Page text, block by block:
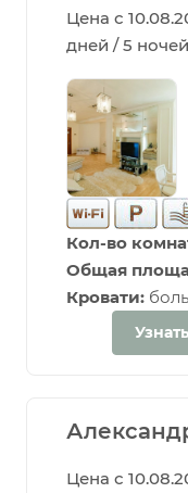
Цена с
дней / 5 ночей
Кол-во
Общая
Кровати:
Цена с